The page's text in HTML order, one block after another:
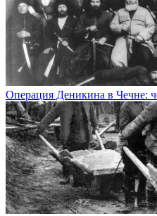
Операция Деникина в Чечне: